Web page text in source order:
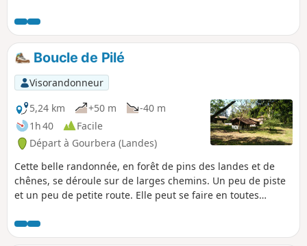
est nécessaire de s'organiser à deux
véhicules.
Boucle de Pilé
Visorandonneur
5,24 km
+50 m
-40 m
1h 40
Facile
Départ à Gourbera (Landes)
Cette belle randonnée, en forêt de pins des landes et de
chênes, se déroule sur de larges chemins. Un peu de piste
et un peu de petite route. Elle peut se faire en toutes
fleur.